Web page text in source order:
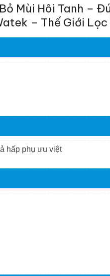
Mùi Hôi Tanh –
– Thế Giới
hấp phụ ưu việt